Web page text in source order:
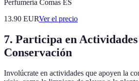
Perfumería Comas ES
13.90 EURVer el precio
7. Participa en Actividades
Conservación
Involúcrate en actividades que apoyen la